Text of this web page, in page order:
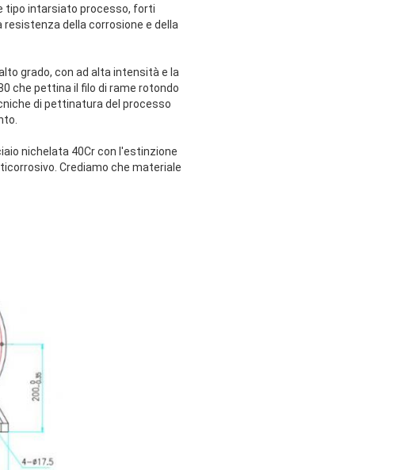
tipo intarsiato processo, forti
della corrosione e della
grado, con ad alta intensità e la
che pettina il filo di rame rotondo
di pettinatura del processo
nichelata 40Cr con l'estinzione
Crediamo che materiale